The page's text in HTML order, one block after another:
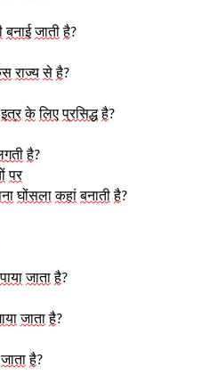
बनाई जाती है?
राज्य से है?
इत्र के लिए प्रसिद्ध है?
है?
पर
घोंसला कहां बनाती है?
पाया जाता है?
जाता है?
जाता है?